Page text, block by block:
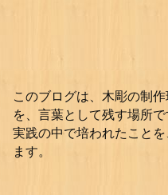
このブログは、木彫の制
を、言葉として残す場所で
実践の中で培われたこと
ます。